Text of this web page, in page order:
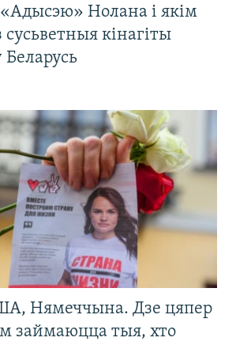
Нолана і якім
кінагіты
Нямеччына. Дзе цяпер
займаюцца тыя, хто